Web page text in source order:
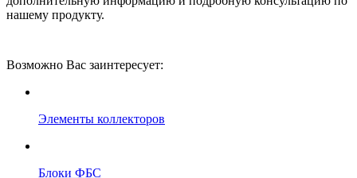
нашему продукту.
Возможно Вас заинтересует:
Элементы коллекторов
Блоки ФБС